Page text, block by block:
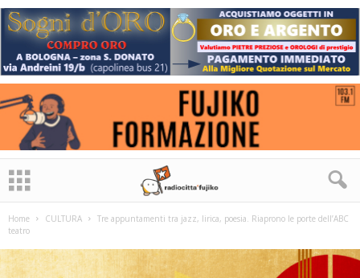
Home CULTURA
Tre appuntamenti tra jazz, lirica, poesia. Riaprono le porte dell’ABC
teatro